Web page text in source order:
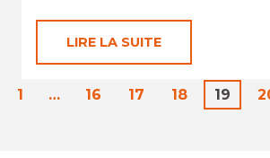
LIRE LA SUITE
1 … 16 17 18 19